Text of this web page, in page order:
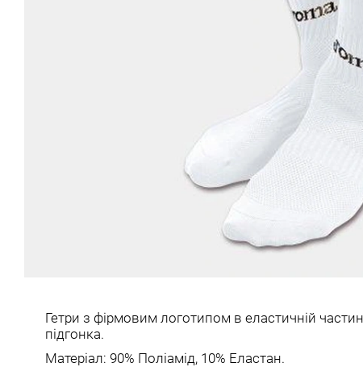
Гетри з фірмовим логотипом в еластичній
підгонка.
Матеріал: 90% Поліамід, 10% Еластан.